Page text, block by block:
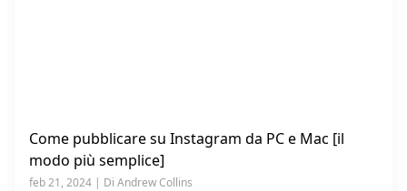
Come pubblicare su Instagram da PC e Mac [il
modo più semplice]
feb 21, 2024 | Di Andrew Collins